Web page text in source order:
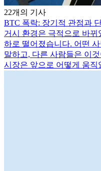
22개의 기사
BTC 폭락: 장기적 관점과
거시 환경은 극적으로 바뀌
하로 떨어졌습니다. 어떤
말하고, 다른 사람들은 이
시장은 앞으로 어떻게 움직